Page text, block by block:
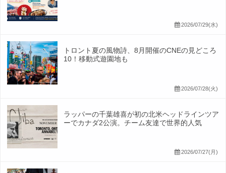
2026/07/29(水)
トロント夏の風物詩、8月開催のCNEの見どころ
10！移動式遊園地も
2026/07/28(火)
ラッパーの千葉雄喜が初の北米ヘッドラインツア
ーでカナダ2公演。チーム友達で世界的人気
2026/07/27(月)